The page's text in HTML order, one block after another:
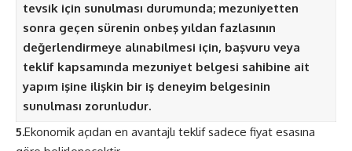
tevsik için sunulması durumunda; mezuniyetten
sonra geçen sürenin onbeş yıldan fazlasının
değerlendirmeye alınabilmesi için, başvuru veya
teklif kapsamında mezuniyet belgesi sahibine ait
yapım işine ilişkin bir iş deneyim belgesinin
sunulması zorunludur.
5.Ekonomik açıdan en avantajlı teklif sadece fiyat esasına